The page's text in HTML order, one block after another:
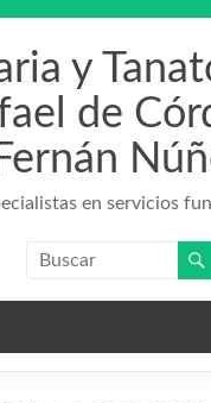
y
de
en servicios